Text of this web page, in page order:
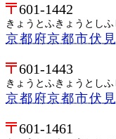
601-1442
きょうとふきょうとし
京都府京都市伏
601-1443
きょうとふきょうとし
京都府京都市伏
601-1461